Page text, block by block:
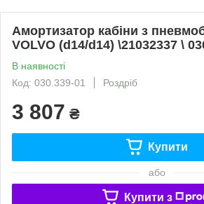
Амортизатор кабіни з
VOLVO (d14/d14) \21032337 \
В наявності
Код: 030.339-01
Роздріб
3 807 ₴
Купити
або
Купити з